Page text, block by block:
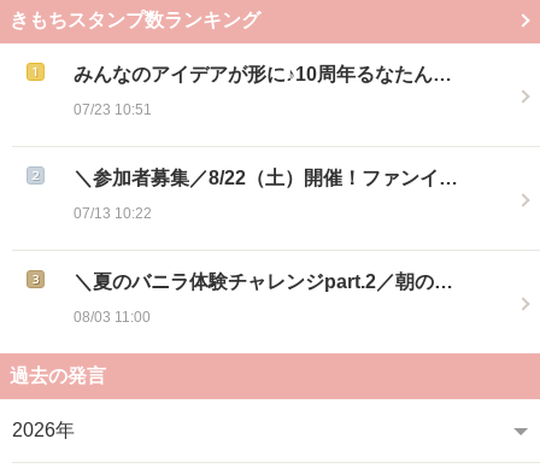
きもちスタンプ数ランキング
みんなのアイデアが形に♪10周年るなたん…
07/23 10:51
＼参加者募集／8/22（土）開催！ファンイ…
07/13 10:22
＼夏のバニラ体験チャレンジpart.2／朝の…
08/03 11:00
過去の発言
2026年